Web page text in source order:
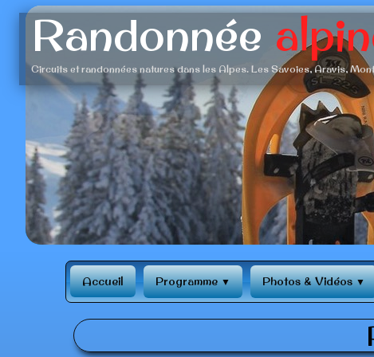
Randonnée
Circuits et randonnées natures dans les Alpes. Les Savoies, Aravis,
‹
Accueil Programme▼ Photos & Vidéos▼